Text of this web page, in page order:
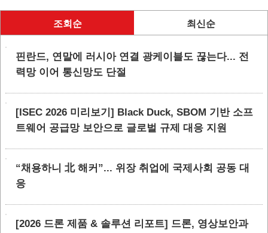
조회순 최신순
핀란드, 연말에 러시아 연결 광케이블도 끊는다... 전
력망 이어 통신망도 단절
[ISEC 2026 미리보기] Black Duck, SBOM 기반 소프
트웨어 공급망 보안으로 글로벌 규제 대응 지원
“채용하니 北 해커”... 위장 취업에 국제사회 공동 대
응
[2026 드론 제품 & 솔루션 리포트] 드론, 영상보안과